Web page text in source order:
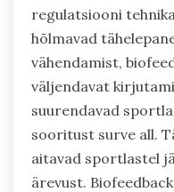
regulatsiooni
hõlmavad
vähendamist,
väljendavat
suurendavad
sooritust surve all.
aitavad sportlastel
ärevust.